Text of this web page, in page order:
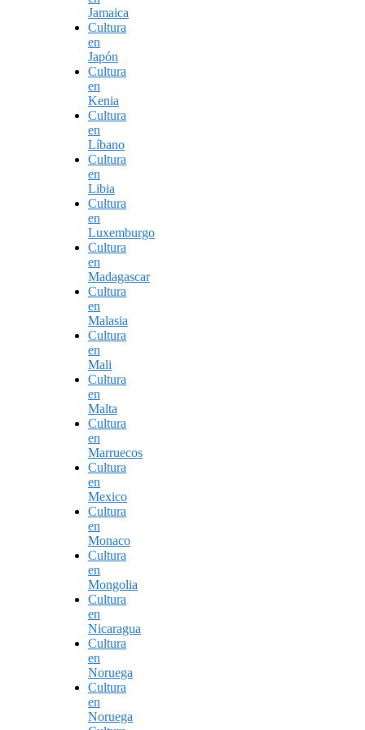
Jamaica
Cultura
en
Japón
Cultura
en
Kenia
Cultura
en
Líbano
Cultura
en
Libia
Cultura
en
Luxemburgo
Cultura
en
Madagascar
Cultura
en
Malasia
Cultura
en
Mali
Cultura
en
Malta
Cultura
en
Marruecos
Cultura
en
Mexico
Cultura
en
Monaco
Cultura
en
Mongolia
Cultura
en
Nicaragua
Cultura
en
Noruega
Cultura
en
Noruega